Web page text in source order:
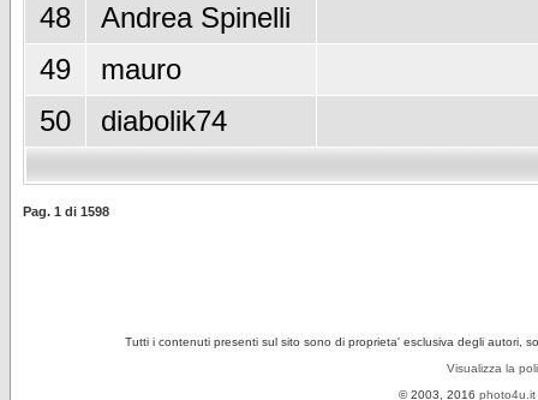
48
Andrea Spinelli
49
mauro
50
diabolik74
Pag. 1 di 1598
Tutti i contenuti presenti sul sito sono di proprieta' esclusiva degli autori,
Visualizza la
© 2003, 2016 photo4u.it